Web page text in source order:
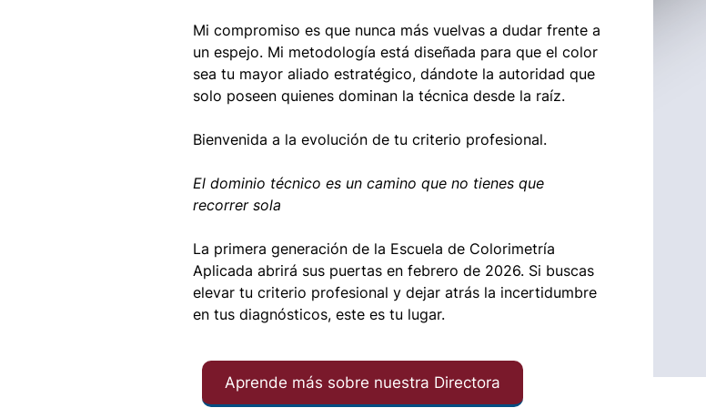
Mi compromiso es que nunca más vuelvas a dudar frente a
un espejo. Mi metodología está diseñada para que el color
sea tu mayor aliado estratégico, dándote la autoridad que
solo poseen quienes dominan la técnica desde la raíz.
Bienvenida a la evolución de tu criterio profesional.
El dominio técnico es un camino que no tienes que
recorrer sola
La primera generación de la Escuela de Colorimetría
Aplicada abrirá sus puertas en febrero de 2026. Si buscas
elevar tu criterio profesional y dejar atrás la incertidumbre
en tus diagnósticos, este es tu lugar.
Aprende más sobre nuestra Directora